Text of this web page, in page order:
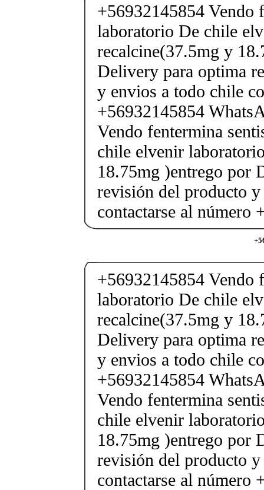
+56932145854 Vendo
laboratorio De chile
recalcine(37.5mg y
Delivery para optima
y envios a todo chile
+56932145854
Vendo fentermina
chile elvenir
18.75mg )entrego por
revisión del producto
contactarse al número
+56932145854 Vendo
laboratorio De chile
recalcine(37.5mg y
Delivery para optima
y envios a todo chile
+56932145854
Vendo fentermina
chile elvenir
18.75mg )entrego por
revisión del producto
contactarse al número